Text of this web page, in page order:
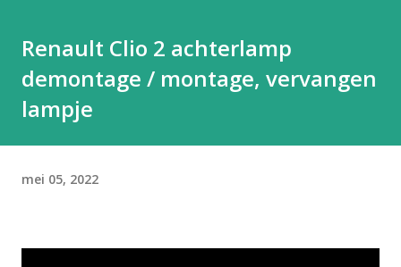
Renault Clio 2 achterlamp
demontage / montage, vervangen
lampje
mei 05, 2022